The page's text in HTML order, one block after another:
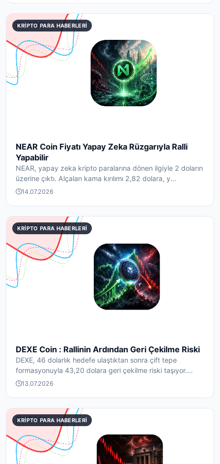
KRIPTO PARA HABERLERI
NEAR Coin Fiyatı Yapay Zeka Rüzgarıyla Ralli
Yapabilir
NEAR, yapay zeka kripto paralarına dönen ilgiyle 2 doların
üzerine çıktı. Alçalan kama kırılımı 2,82 dolara, y...
14.07.2026
KRIPTO PARA HABERLERI
DEXE Coin : Rallinin Ardından Geri Çekilme Riski
DEXE, 46 dolarlık hedefe ulaştıktan sonra çift tepe
formasyonuyla 43,20 dolara geri çekilme riski taşıyor.
Tas...
13.07.2026
KRIPTO PARA HABERLERI